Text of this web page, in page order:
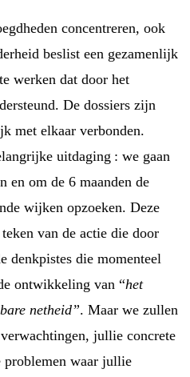
concentreren, ook
beslist een gezamenlijk
werken dat door het
De dossiers zijn
met elkaar verbonden.
uitdaging : we gaan
en om de 6 maanden de
wijken opzoeken. Deze
van de actie die door
denkpistes die momenteel
ontwikkeling van “het
netheid”. Maar we zullen
jullie concrete
problemen waar jullie